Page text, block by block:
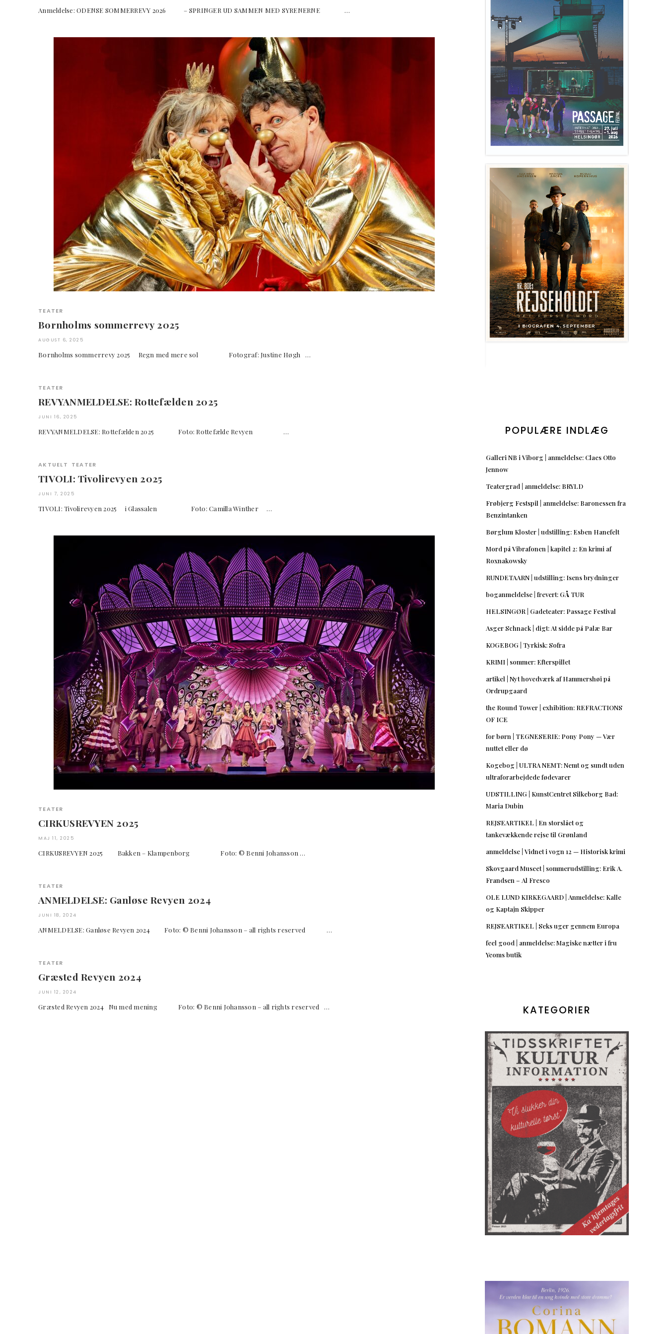
Anmeldelse: ODENSE SOMMERREVY 2026 – SPRINGER UD SAMMEN MED SYRENERNE …
TEATER
Bornholms sommerrevy 2025
AUGUST 6, 2025
Bornholms sommerrevy 2025 Regn med mere sol Fotograf: Justine Høgh …
TEATER
REVYANMELDELSE: Rottefælden 2025
JUNI 16, 2025
REVYANMELDELSE: Rottefælden 2025 Foto: Rottefælde Revyen …
AKTUELT TEATER
TIVOLI: Tivolirevyen 2025
JUNI 7, 2025
TIVOLI: Tivolirevyen 2025 i Glassalen Foto: Camilla Winther …
TEATER
CIRKUSREVYEN 2025
MAJ 11, 2025
CIRKUSREVYEN 2025 Bakken – Klampenborg Foto: © Benni Johansson …
TEATER
ANMELDELSE: Ganløse Revyen 2024
JUNI 18, 2024
ANMELDELSE: Ganløse Revyen 2024 Foto: © Benni Johansson – all rights reserved …
TEATER
Græsted Revyen 2024
JUNI 12, 2024
Græsted Revyen 2024 Nu med mening Foto: © Benni Johansson – all rights reserved …
POPULÆRE INDLÆG
Galleri NB i Viborg | anmeldelse: Claes Otto
Jennow
Teatergrad | anmeldelse: BRYLD
Frøbjerg Festspil | anmeldelse: Baronessen fra
Benzintanken
Børglum Kloster | udstilling: Esben Hanefelt
Mord på Vibrafonen | kapitel 2: En krimi af
Roxnakowsky
RUNDETAARN | udstilling: Isens brydninger
boganmeldelse | frevert: GÅ TUR
HELSINGØR | Gadeteater: Passage Festival
Asger Schnack | digt: At sidde på Palæ Bar
KOGEBOG | Tyrkisk: Sofra
KRIMI | sommer: Efterspillet
artikel | Nyt hovedværk af Hammershøi på
Ordrupgaard
the Round Tower | exhibition: REFRACTIONS
OF ICE
for børn | TEGNESERIE: Pony Pony — Vær
nuttet eller dø
Kogebog | ULTRA NEMT: Nemt og sundt uden
ultraforarbejdede fødevarer
UDSTILLING | KunstCentret Silkeborg Bad:
Maria Dubin
REJSEARTIKEL | En storslået og
tankevækkende rejse til Grønland
anmeldelse | Vidnet i vogn 12 — Historisk krimi
Skovgaard Museet | sommerudstilling: Erik A.
Frandsen – Al Fresco
OLE LUND KIRKEGAARD | Anmeldelse: Kalle
og Kaptajn Skipper
REJSEARTIKEL | Seks uger gennem Europa
feel good | anmeldelse: Magiske nætter i fru
Yeoms butik
KATEGORIER